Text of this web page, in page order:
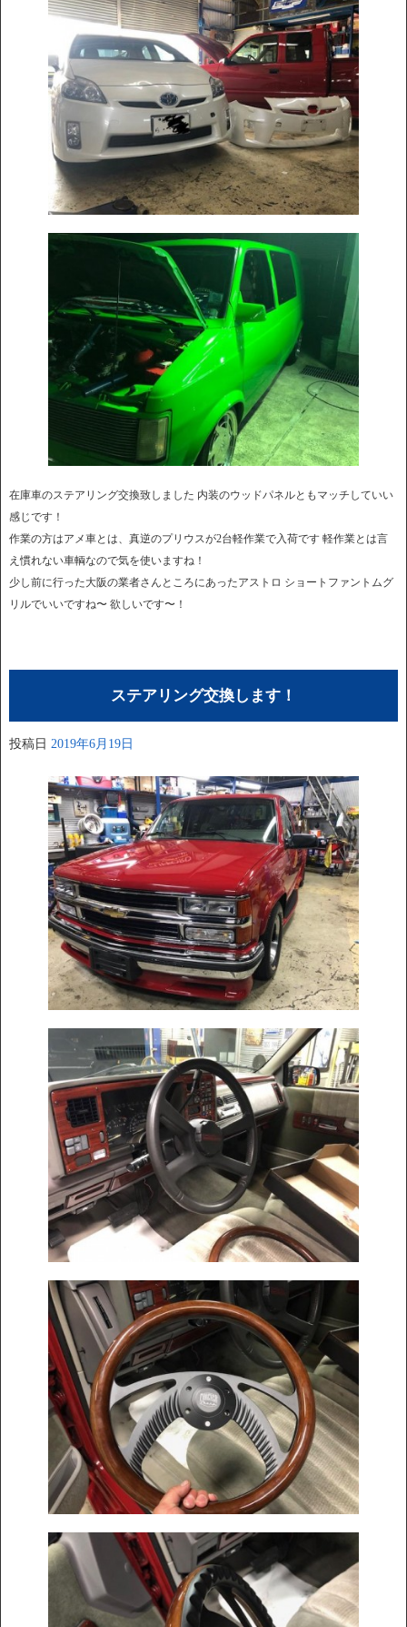
在庫車のステアリング交換致しました 内装のウッドパネルともマッチしていい
感じです！
作業の方はアメ車とは、真逆のプリウスが2台軽作業で入荷です 軽作業とは言
え慣れない車輌なので気を使いますね！
少し前に行った大阪の業者さんところにあったアストロ ショートファントムグ
リルでいいですね〜 欲しいです〜！
ステアリング交換します！
投稿日 2019年6月19日